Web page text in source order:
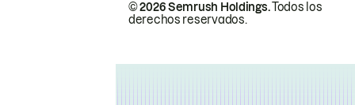
© 2026 Semrush Holdings.Todos los
derechos reservados.